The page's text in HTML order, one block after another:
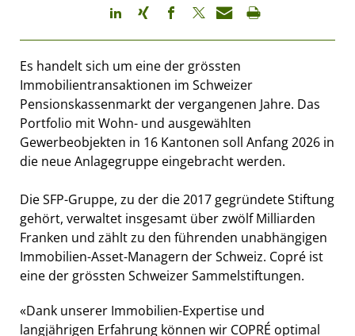
Es handelt sich um eine der grössten
Immobilientransaktionen im Schweizer
Pensionskassenmarkt der vergangenen Jahre. Das
Portfolio mit Wohn- und ausgewählten
Gewerbeobjekten in 16 Kantonen soll Anfang 2026 in
die neue Anlagegruppe eingebracht werden.
Die SFP-Gruppe, zu der die 2017 gegründete Stiftung
gehört, verwaltet insgesamt über zwölf Milliarden
Franken und zählt zu den führenden unabhängigen
Immobilien-Asset-Managern der Schweiz. Copré ist
eine der grössten Schweizer Sammelstiftungen.
«Dank unserer Immobilien-Expertise und
langjährigen Erfahrung können wir COPRÉ optimal